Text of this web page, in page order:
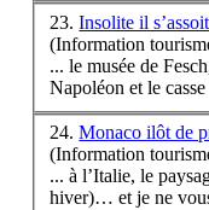
23.Insolite il
(Information
... le musée de
Napoléon et le
24.Monaco ilôt de
(Information
... à l’Italie, le
hiver)… et je ne